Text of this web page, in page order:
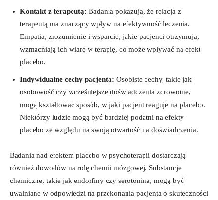
Kontakt z terapeutą: Badania pokazują, że relacja z
terapeutą ma znaczący wpływ na efektywność leczenia.
Empatia, zrozumienie i wsparcie, jakie pacjenci otrzymują,
wzmacniają ich wiarę w terapię, co może wpływać na efekt
placebo.
Indywidualne cechy pacjenta: Osobiste cechy, takie jak
osobowość czy wcześniejsze doświadczenia zdrowotne,
mogą kształtować sposób, w jaki pacjent reaguje na placebo.
Niektórzy ludzie mogą być bardziej podatni na efekty
placebo ze względu na swoją otwartość na doświadczenia.
Badania nad efektem placebo w psychoterapii dostarczają
również dowodów na rolę chemii mózgowej. Substancje
chemiczne, takie jak endorfiny czy serotonina, mogą być
uwalniane w odpowiedzi na przekonania pacjenta o skuteczności